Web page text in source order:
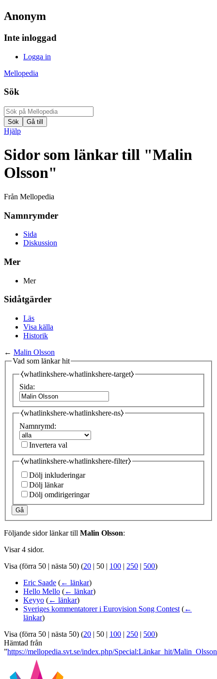
Anonym
Inte inloggad
Logga in
Mellopedia
Sök
Hjälp
Sidor som länkar till "Malin
Olsson"
Från Mellopedia
Namnrymder
Sida
Diskussion
Mer
Mer
Sidåtgärder
Läs
Visa källa
Historik
← Malin Olsson
Vad som länkar hit
⧼whatlinkshere-whatlinkshere-target⧽
Sida:
⧼whatlinkshere-whatlinkshere-ns⧽
Namnrymd:
Invertera val
⧼whatlinkshere-whatlinkshere-filter⧽
Dölj inkluderingar
Dölj länkar
Dölj omdirigeringar
Gå
Följande sidor länkar till Malin Olsson:
Visar 4 sidor.
Visa (förra 50 | nästa 50) (20 | 50 | 100 | 250 | 500)
Eric Saade (← länkar)
Hello Mello (← länkar)
Keyyo (← länkar)
Sveriges kommentatorer i Eurovision Song Contest (←
länkar)
Visa (förra 50 | nästa 50) (20 | 50 | 100 | 250 | 500)
Hämtad från
”https://mellopedia.svt.se/index.php/Special:Länkar_hit/Malin_Olsson